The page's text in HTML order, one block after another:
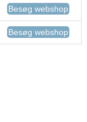
Besøg webshop
Besøg webshop